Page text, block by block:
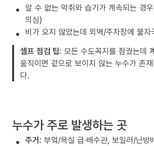
알 수 없는 악취와 습기가 계속되는 경
의심)
비가 오지 않았는데 외벽/주차장에 물자
셀프 점검 팁: 모든 수도꼭지를 잠궜는데
움직이면 겉으로 보이지 않는 누수가 존
다.
누수가 주로 발생하는 곳
주거: 부엌/욕실 급·배수관, 보일러/난방